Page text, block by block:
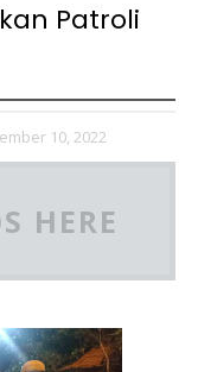
Patroli
10, 2022
HERE